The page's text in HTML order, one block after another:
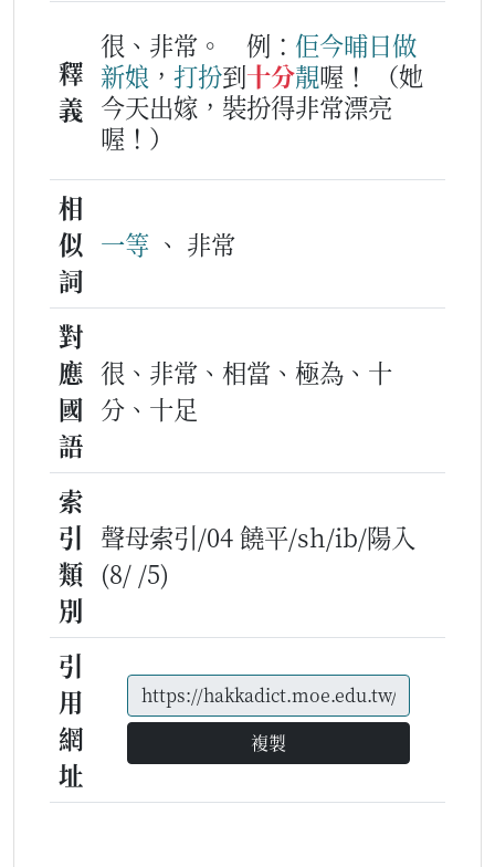
釋
義
很、非常。 例： 佢今晡日做
新娘 ， 打扮到十分靚喔！
（她
今天出嫁，裝扮得非常漂亮
喔！）
相
似
詞
一等 、 非常
對
應
國
語
很、非常、相當、極為、十
分、十足
索
引
類
別
聲母索引/04 饒平/sh/ib/陽入
(8/ /5)
引
用
網
址
複製